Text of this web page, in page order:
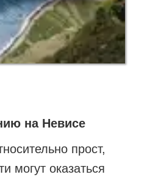
на Невисе
прост,
могут оказаться